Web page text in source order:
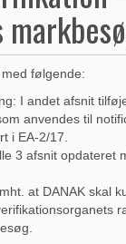
følgende:
I andet afsnit
anvendes til
i EA-2/17.
3 afsnit opdateret
at DANAK skal